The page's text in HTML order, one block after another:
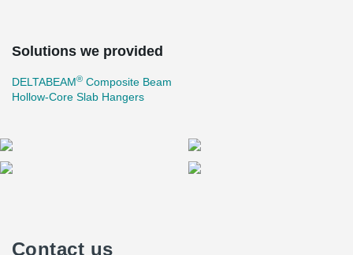
Solutions we provided
DELTABEAM® Composite Beam
Hollow-Core Slab Hangers
Contact us